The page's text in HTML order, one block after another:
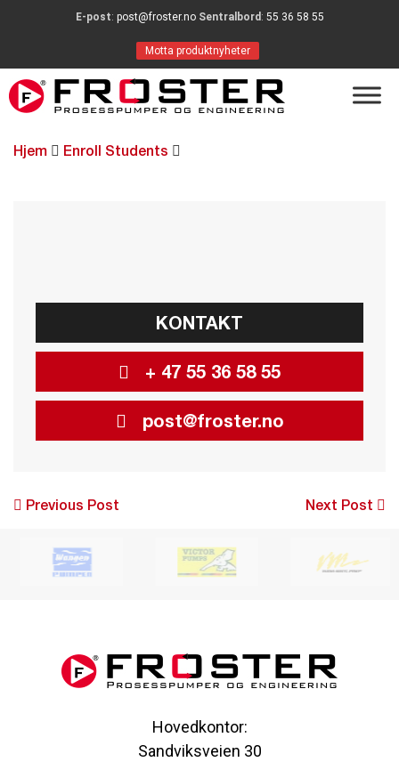
E-post: post@froster.no Sentralbord : 55 36 58 55
Motta produktnyheter
Hjem Enroll Students
KONTAKT
+ 47 55 36 58 55
post@froster.no
Post
navigation
Previous Post Next Post
Hovedkontor:
Sandviksveien 30